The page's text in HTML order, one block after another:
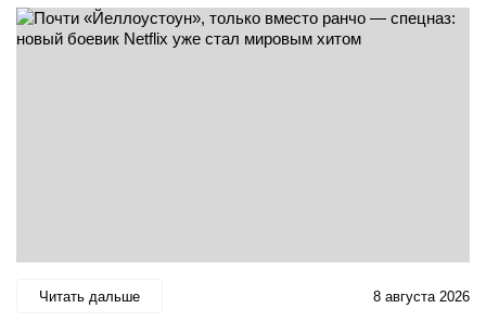
Читать дальше 8 августа 2026